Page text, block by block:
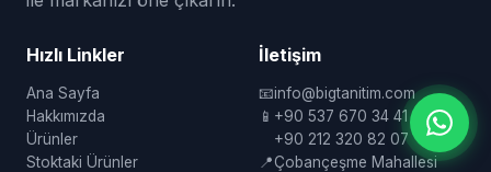
Hızlı Linkler
Ana Sayfa
Hakkımızda
Ürünler
Stoktaki Ürünler
İletişim
📧info@bigtanitim.com
📱 +90 537 670 34 41
+90 212 320 82 07
📍Çobançeşme Mahallesi